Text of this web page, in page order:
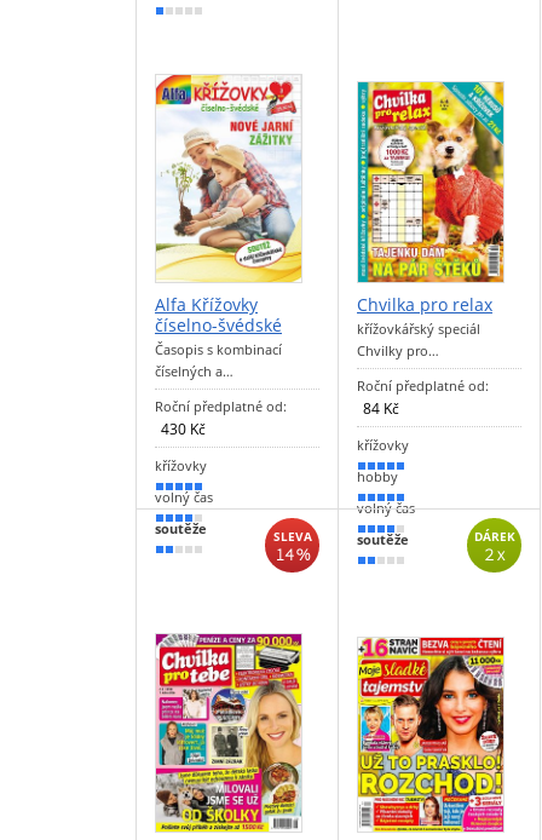
10 %
Alfa Křížovky
číselno-švédské
Časopis s kombinací
číselných a…
Roční předplatné od:
430 Kč
křížovky
90 %
volný čas
80 %
soutěže
30 %
Chvilka pro relax
křížovkářský speciál
Chvilky pro…
Roční předplatné od:
84 Kč
křížovky
100 %
hobby
90 %
volný čas
80 %
soutěže
40 %
SLEVA
14 %
DÁREK
2 x